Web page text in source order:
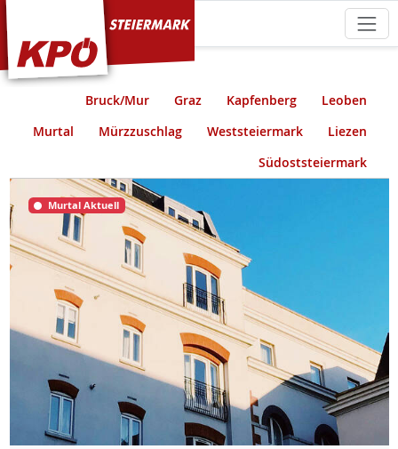
KPÖ Steiermark
Bruck/Mur Graz Kapfenberg
Leoben
Murtal
Mürzzuschlag Weststeiermark
Liezen
Südoststeiermark
Murtal Aktuell